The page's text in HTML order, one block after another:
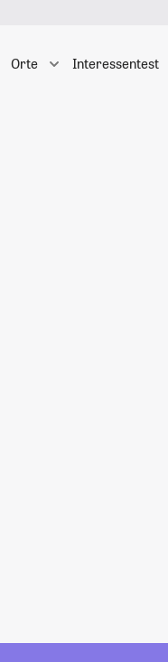
Orte Interessentest